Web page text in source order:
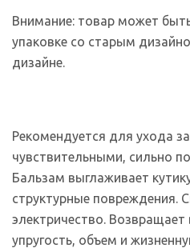
Внимание: товар может
упаковке со старым
дизайне.
Рекомендуется для ухода
чувствительными, сильно
Бальзам выглаживает
структурные повреждения.
электричество. Возвращает
упругость, объем и